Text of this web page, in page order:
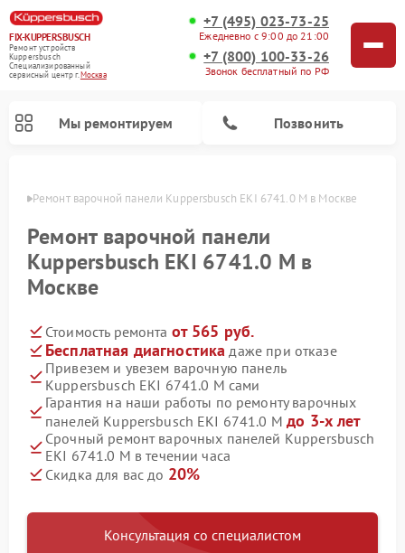
FIX-KUPPERSBUSCH
Ремонт устройств
Kuppersbusch
Специализированный
cервисный центр г.Москва
+7 (495) 023-73-25
Ежедневно с 9:00 до 21:00
+7 (800) 100-33-26
Звонок бесплатный по РФ
Мы ремонтируем Позвонить
Ремонт варочной панели Kuppersbusch EKI 6741.0 M в Москве
Ремонт варочной панели
Kuppersbusch EKI 6741.0 M в
Москве
Стоимость ремонта от 565 руб.
Бесплатная диагностика даже при отказе
Привезем и увезем варочную панель
Kuppersbusch EKI 6741.0 M сами
Гарантия на наши работы по ремонту варочных
панелей Kuppersbusch EKI 6741.0 Mдо 3-х лет
Срочный ремонт варочных панелей Kuppersbusch
EKI 6741.0 M в течении часа
Скидка для вас до 20%
Консультация со специалистом